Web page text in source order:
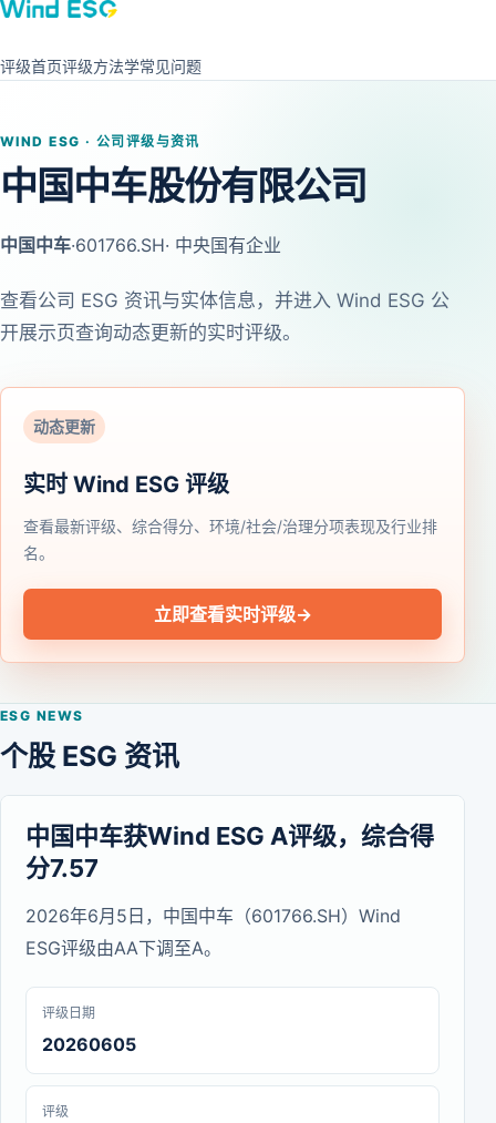
评级首页评级方法学常见问题
WIND ESG · 公司评级与资讯
中国中车股份有限公司
中国中车·601766.SH· 中央国有企业
查看公司 ESG 资讯与实体信息，并进入 Wind ESG 公
开展示页查询动态更新的实时评级。
动态更新
实时 Wind ESG 评级
查看最新评级、综合得分、环境/社会/治理分项表现及行业排
名。
立即查看实时评级→
ESG NEWS
个股 ESG 资讯
中国中车获Wind ESG A评级，综合得
分7.57
2026年6月5日，中国中车（601766.SH）Wind
ESG评级由AA下调至A。
评级日期
20260605
评级